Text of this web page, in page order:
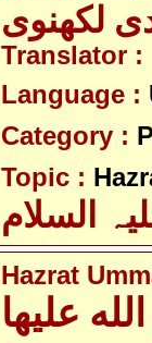
لکھنوی
Translator :
Language :
Category :
Topic :
السلام
Hazrat